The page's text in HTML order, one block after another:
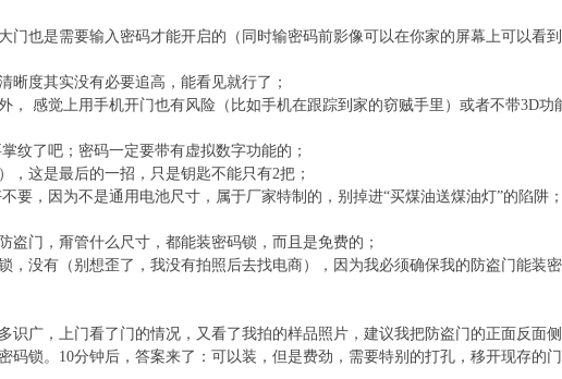
门也是需要输入密码才能开启的（同时输密码前影像可以在你家的屏幕上可以看
晰度其实没有必要追高，能看见就行了；
， 感觉上用手机开门也有风险（比如手机在跟踪到家的窃贼手里）或者不带3D
纹了吧；密码一定要带有虚拟数字功能的；
，这是最后的一招，只是钥匙不能只有2把；
要，因为不是通用电池尺寸，属于厂家特制的，别掉进“买煤油送煤油灯”的陷阱
盗门，甭管什么尺寸，都能装密码锁，而且是免费的；
，没有（别想歪了，我没有拍照后去找电商），因为我必须确保我的防盗门能装
识广，上门看了门的情况，又看了我拍的样品照片，建议我把防盗门的正面反面
码锁。10分钟后，答案来了：可以装，但是费劲，需要特别的打孔，移开现存的